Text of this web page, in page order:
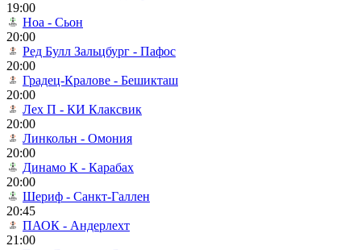
19:00
Ноа - Сьон
20:00
Ред Булл Зальцбург - Пафос
20:00
Градец-Кралове - Бешикташ
20:00
Лех П - КИ Клаксвик
20:00
Линкольн - Омония
20:00
Динамо К - Карабах
20:00
Шериф - Санкт-Галлен
20:45
ПАОК - Андерлехт
21:00